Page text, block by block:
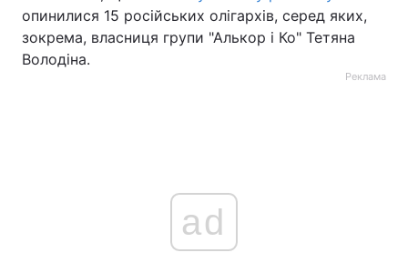
опинилися 15 російських олігархів, серед яких,
зокрема, власниця групи "Алькор і Ко" Тетяна
Володіна.
Реклама
ad